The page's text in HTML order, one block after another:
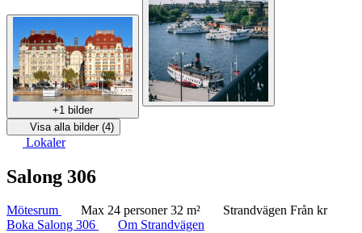
+1 bilder
Visa alla bilder (4)
Lokaler
Salong 306
Mötesrum Max 24 personer32 m² Strandvägen Från kr
Boka Salong 306
Om Strandvägen